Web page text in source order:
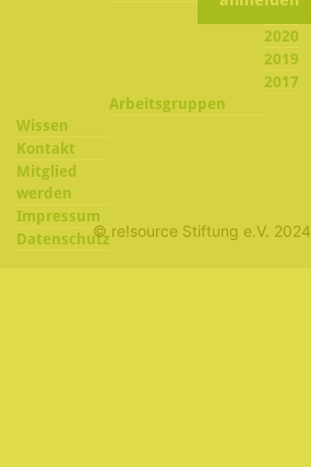
2020
2019
2017
Arbeitsgruppen
Wissen
Kontakt
Mitglied
werden
Impressum
Datenschutz© re!source Stiftung e.V. 2024